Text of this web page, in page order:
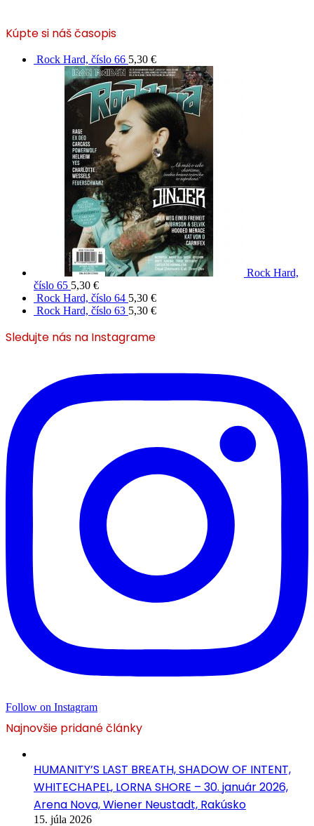
Kúpte si náš časopis
Rock Hard, číslo 66 5,30 €
Rock Hard,
číslo 65 5,30 €
Rock Hard, číslo 64 5,30 €
Rock Hard, číslo 63 5,30 €
Sledujte nás na Instagrame
Follow on Instagram
Najnovšie pridané články
HUMANITY’S LAST BREATH, SHADOW OF INTENT,
WHITECHAPEL, LORNA SHORE – 30. január 2026,
Arena Nova, Wiener Neustadt, Rakúsko
15. júla 2026